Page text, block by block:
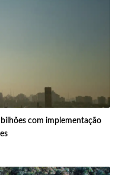
com implementação